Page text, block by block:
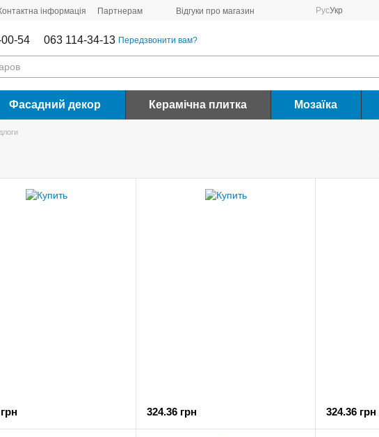
інформація Партнерам Відгуки про магазин РусУкр
54 063 114-34-13 Передзвонити вам?
Фасадний декор Керамічна плитка Мозаїка
324.36 грн 324.36 грн